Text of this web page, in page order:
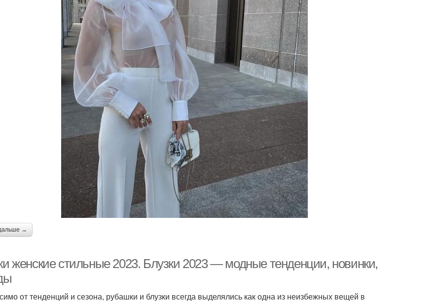
→
женские стильные 2023. Блузки 2023 — модные тенденции, новинки,
от тенденций и сезона, рубашки и блузки всегда выделялись как одна из неизбежных вещей в